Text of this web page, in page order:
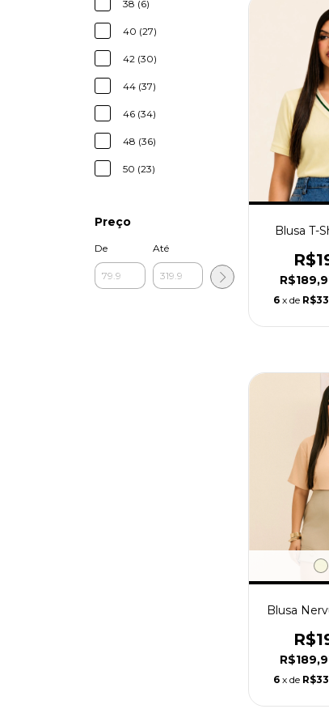
38 (6)
40 (27)
42 (30)
44 (37)
46 (34)
48 (36)
50 (23)
Preço
De Até
Blusa T-
6 x de
Blusa
6 x de